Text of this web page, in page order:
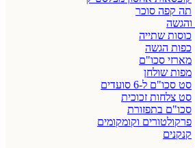
תה קפה סוכר
והגשה
כוסות שתייה
כפות הגשה
מארזי סכו"ם
מפות שולחן
סט סכו"ם ל-6 סועדים
סט צלחות זכוכית
סכו"ם בתפזורת
פרקולטורים וקומקומים
קנקנים